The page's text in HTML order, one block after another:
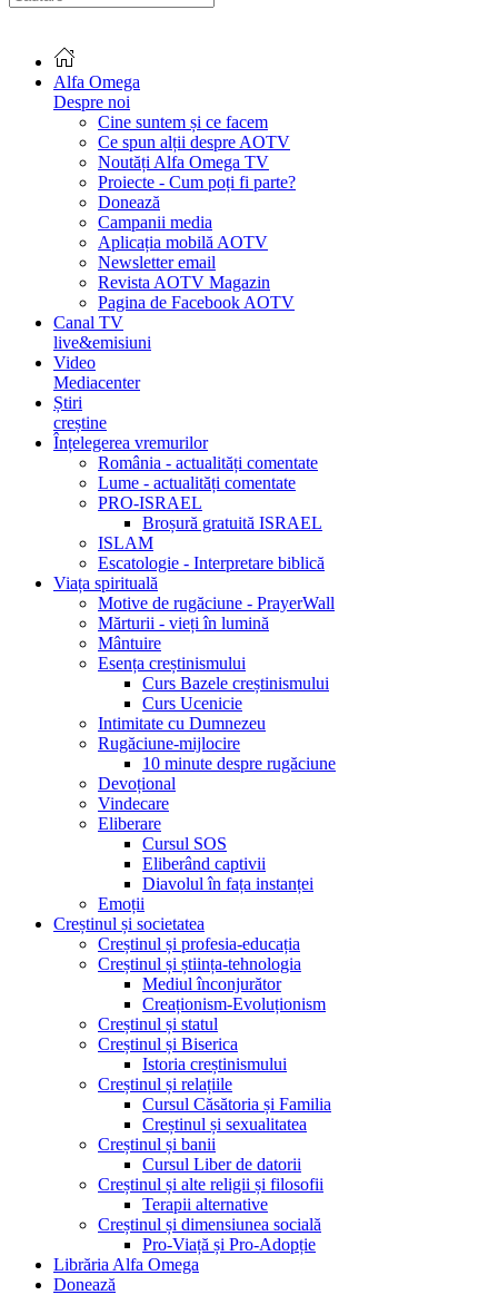
Alfa Omega
Despre noi
Cine suntem și ce facem
Ce spun alții despre AOTV
Noutăți Alfa Omega TV
Proiecte - Cum poți fi parte?
Donează
Campanii media
Aplicația mobilă AOTV
Newsletter email
Revista AOTV Magazin
Pagina de Facebook AOTV
Canal TV
live&emisiuni
Video
Mediacenter
Știri
creștine
Înțelegerea vremurilor
România - actualități comentate
Lume - actualități comentate
PRO-ISRAEL
Broșură gratuită ISRAEL
ISLAM
Escatologie - Interpretare biblică
Viața spirituală
Motive de rugăciune - PrayerWall
Mărturii - vieți în lumină
Mântuire
Esența creștinismului
Curs Bazele creștinismului
Curs Ucenicie
Intimitate cu Dumnezeu
Rugăciune-mijlocire
10 minute despre rugăciune
Devoțional
Vindecare
Eliberare
Cursul SOS
Eliberând captivii
Diavolul în fața instanței
Emoții
Creștinul și societatea
Creștinul și profesia-educația
Creștinul și știința-tehnologia
Mediul înconjurător
Creaționism-Evoluționism
Creștinul și statul
Creștinul și Biserica
Istoria creștinismului
Creștinul și relațiile
Cursul Căsătoria și Familia
Creștinul și sexualitatea
Creștinul și banii
Cursul Liber de datorii
Creștinul și alte religii și filosofii
Terapii alternative
Creștinul și dimensiunea socială
Pro-Viață și Pro-Adopție
Librăria Alfa Omega
Donează